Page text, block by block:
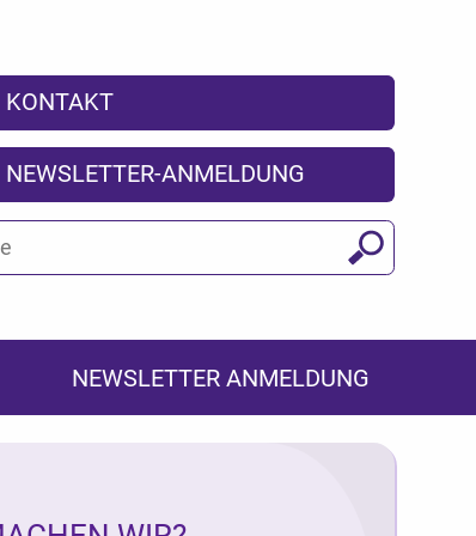
KONTAKT
NEWSLETTER-ANMELDUNG
Suchen
NEWSLETTER ANMELDUNG